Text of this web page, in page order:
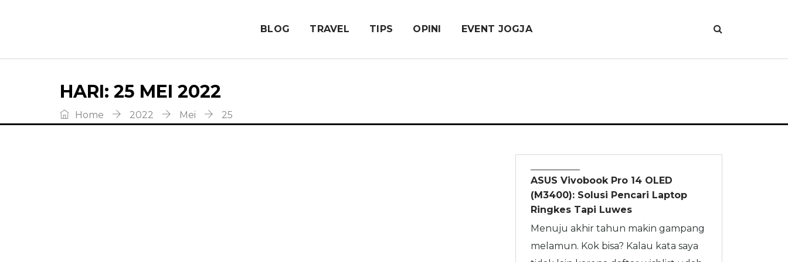
BLOG TRAVEL TIPS OPINI EVENT JOGJA
HARI: 25 MEI 2022
Home 2022 Mei 25
ASUS Vivobook Pro 14 OLED
(M3400): Solusi Pencari Laptop
Ringkes Tapi Luwes
Menuju akhir tahun makin gampang
melamun. Kok bisa? Kalau kata saya